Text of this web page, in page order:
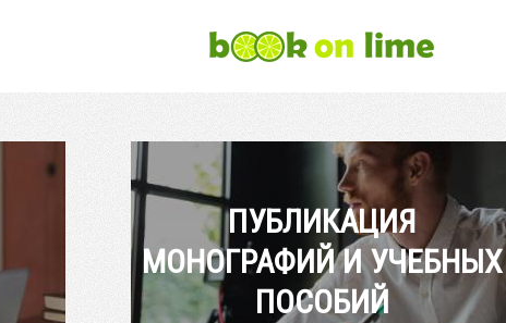
ПУБЛИКАЦИЯ
МОНОГРАФИЙ И УЧЕБНЫХ
ПОСОБИЙ